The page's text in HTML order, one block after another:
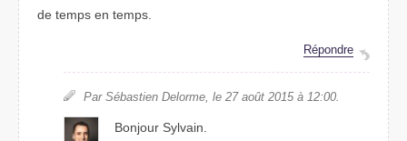
de temps en temps.
Répondre
Par Sébastien Delorme, le 27 août 2015 à 12:00.
Bonjour Sylvain.